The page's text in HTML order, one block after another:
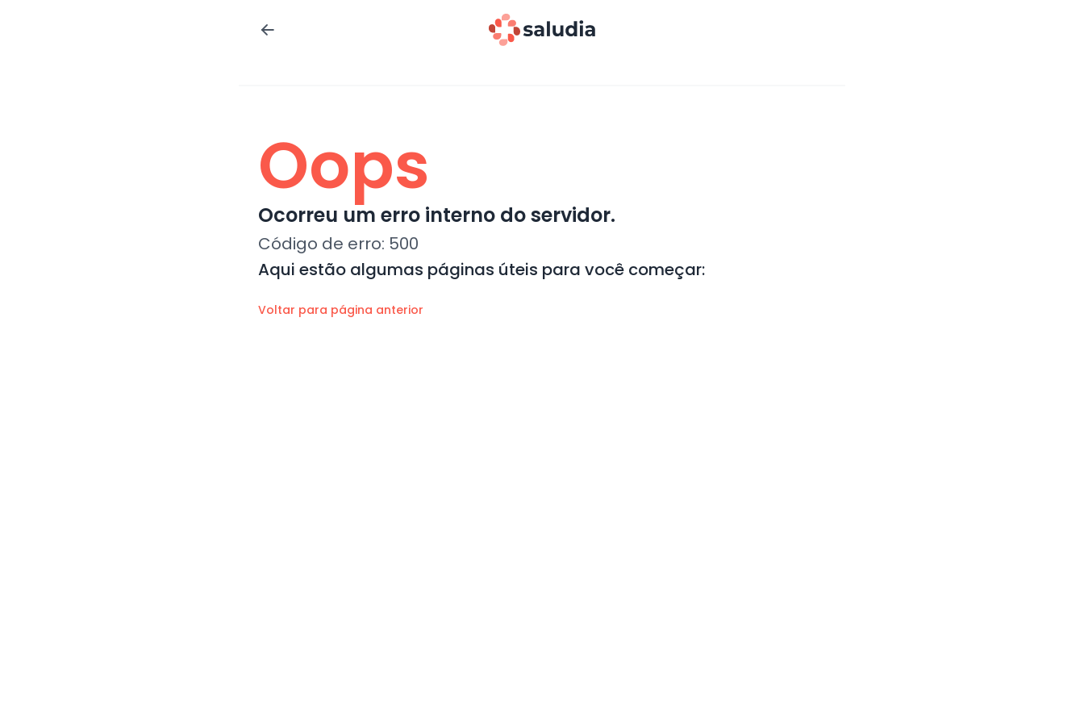
Oops
Ocorreu um erro interno do servidor.
Código de erro: 500
Aqui estão algumas páginas úteis para você começar:
Voltar para página anterior